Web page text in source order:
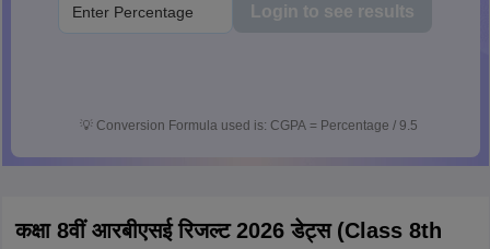
Login to see results
💡 Conversion Formula used is: CGPA = Percentage / 9.5
कक्षा 8वीं आरबीएसई रिजल्ट 2026 डेट्स (Class 8th